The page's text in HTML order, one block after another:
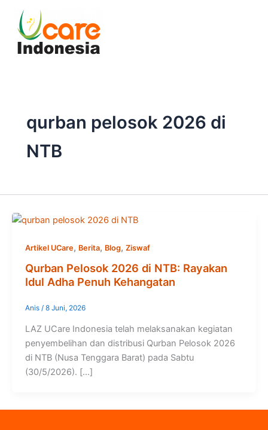
content
qurban pelosok 2026 di
NTB
Artikel UCare, Berita, Blog, Ziswaf
Qurban Pelosok 2026 di NTB: Rayakan
Idul Adha Penuh Kehangatan
Anis / 8 Juni, 2026
LAZ UCare Indonesia telah melaksanakan kegiatan
penyembelihan dan distribusi Qurban Pelosok 2026
di NTB (Nusa Tenggara Barat) pada Sabtu
(30/5/2026). […]